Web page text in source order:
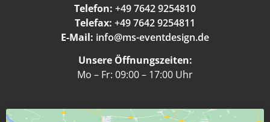
Telefon: +49 7642 9254810
Telefax: +49 7642 9254811
E-Mail: info@ms-eventdesign.de
Unsere Öffnungszeiten:
Mo – Fr: 09:00 – 17:00 Uhr